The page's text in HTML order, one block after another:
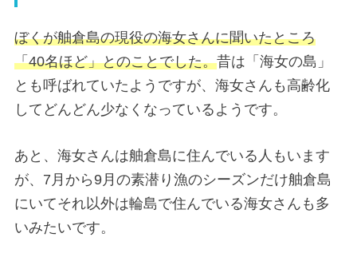
ぼくが舳倉島の現役の海女さんに聞いたところ
「40名ほど」とのことでした。昔は「海女の島」
とも呼ばれていたようですが、海女さんも高齢化
してどんどん少なくなっているようです。
あと、海女さんは舳倉島に住んでいる人もいます
が、7月から9月の素潜り漁のシーズンだけ舳倉島
にいてそれ以外は輪島で住んでいる海女さんも多
いみたいです。